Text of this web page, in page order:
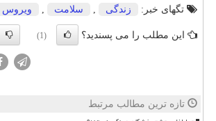
تگهای خبر:
زندگی , سلامت , ویروس
این مطلب را می پسندید؟ (1)
تازه ترین مطالب مرتبط